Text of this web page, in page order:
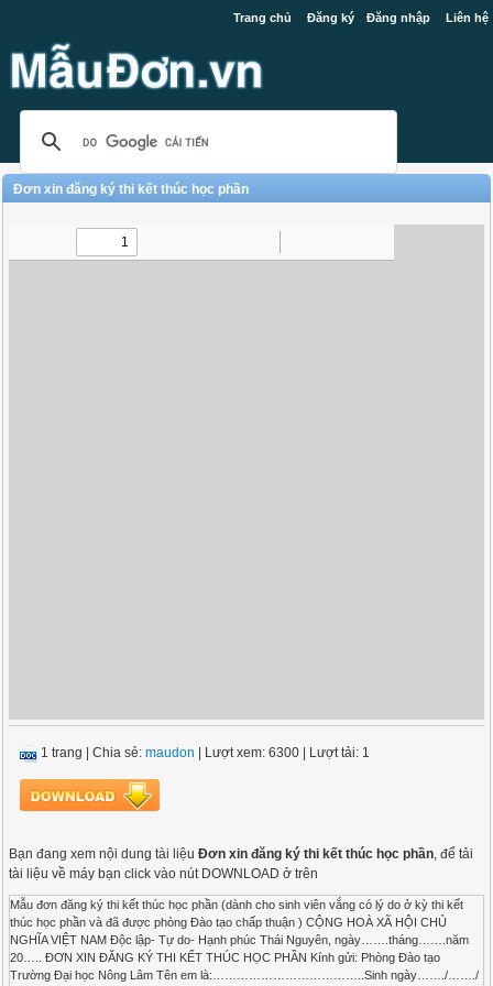
Trang chủ Đăng ký Đăng nhập Liên hệ
Đơn xin đăng ký thi kết thúc học phần
1 trang |Chia sẻ:maudon | Lượt xem: 6300 | Lượt tải: 1
Bạn đang xem nội dung tài liệuĐơn xin đăng ký thi kết thúc học phần, để tải
tài liệu về máy bạn click vào nút DOWNLOAD ở trên
Mẫu đơn đăng ký thi kết thúc học phần (dành cho sinh viên vắng có lý do ở kỳ thi kết
thúc học phần và đã được phòng Đào tạo chấp thuận ) CỘNG HOÀ XÃ HỘI CHỦ
NGHĨA VIỆT NAM Độc lập- Tự do- Hạnh phúc Thái Nguyên, ngày…….tháng…….năm
20….. ĐƠN XIN ĐĂNG KÝ THI KẾT THÚC HỌC PHẦN Kính gửi: Phòng Đào tạo
Trường Đại học Nông Lâm Tên em là:………………………………..Sinh ngày……./……./